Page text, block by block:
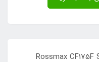
Rossmax